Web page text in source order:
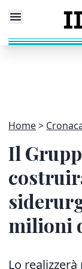
Home
Il
milioni
Lo